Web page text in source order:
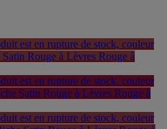
est en rupture de stock, couleur
Rouge à Lèvres Rouge à
est en rupture de stock, couleur
Satin Rouge à Lèvres Rouge à
est en rupture de stock, couleur